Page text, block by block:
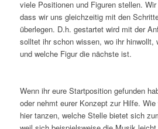
viele Positionen und Figuren stellen.
dass wir uns gleichzeitig mit den
überlegen. D.h. gestartet wird mit der
solltet ihr schon wissen, wo ihr hinwollt,
und welche Figur die nächste ist.
Wenn ihr eure Startposition gefunden
oder nehmt eurer Konzept zur Hilfe.
hier tanzen, welche Stelle bietet sich